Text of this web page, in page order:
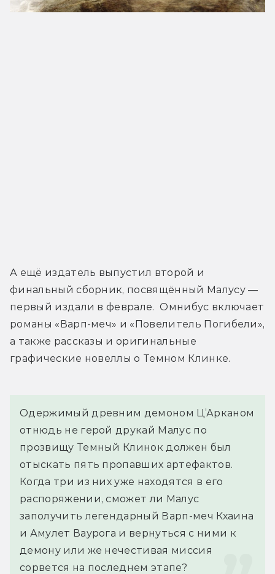
А ещё издатель выпустил второй и
финальный сборник, посвящённый Малусу —
первый издали в феврале.  Омнибус включает
романы «Варп-меч» и «Повелитель Погибели»,
а также рассказы и оригинальные
графические новеллы о Темном Клинке.
Одержимый древним демоном Ц’Арканом
отнюдь не герой друкай Малус по
прозвищу Темный Клинок должен был
отыскать пять пропавших артефактов.
Когда три из них уже находятся в его
распоряжении, сможет ли Малус
заполучить легендарный Варп-меч Кхаина
и Амулет Ваурога и вернуться с ними к
демону или же нечестивая миссия
сорвется на последнем этапе?